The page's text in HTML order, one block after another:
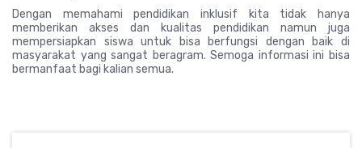
Dengan memahami pendidikan inklusif kita tidak hanya
memberikan akses dan kualitas pendidikan namun juga
mempersiapkan siswa untuk bisa berfungsi dengan baik di
masyarakat yang sangat beragram. Semoga informasi ini bisa
bermanfaat bagi kalian semua.